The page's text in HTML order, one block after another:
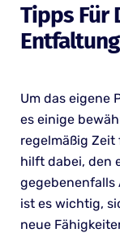
Tipps Für
Um das eigene
es einige
regelmäßig
hilft dabei, den
gegebenenfalls
ist es wichtig,
neue